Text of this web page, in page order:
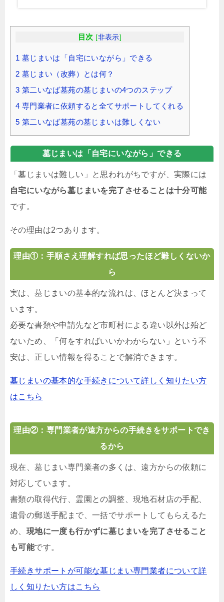
目次 [非表示]
1 墓じまいは「自宅にいながら」できる
2 墓じまい（改葬）とは何？
3 第二いなば墓苑の墓じまいの4つのステップ
4 専門業者に依頼すると全てサポートしてくれる
5 第二いなば墓苑の墓じまいは難しくない
墓じまいは「自宅にいながら」できる
「墓じまいは難しい」と思われがちですが、実際には
自宅にいながら墓じまいを完了させることは十分可能
です。
その理由は2つあります。
理由①：手順さえ理解すれば思ったほど難しくないか
ら
実は、墓じまいの基本的な流れは、ほとんど決まって
います。
必要な書類や申請先など市町村による違い以外は殆ど
ないため、「何をすればいいかわからない」という不
安は、正しい情報を得ることで解消できます。
墓じまいの基本的な手続きについて詳しく知りたい方
はこちら
理由②：専門業者が遠方からの手続きをサポートでき
るから
現在、墓じまい専門業者の多くは、遠方からの依頼に
対応しています。
書類の取得代行、霊園との調整、現地石材店の手配、
遺骨の郵送手配まで、一括でサポートしてもらえるた
め、 現地に一度も行かずに墓じまいを完了させること
も可能です。
手続きサポートが可能な墓じまい専門業者について詳
しく知りたい方はこちら